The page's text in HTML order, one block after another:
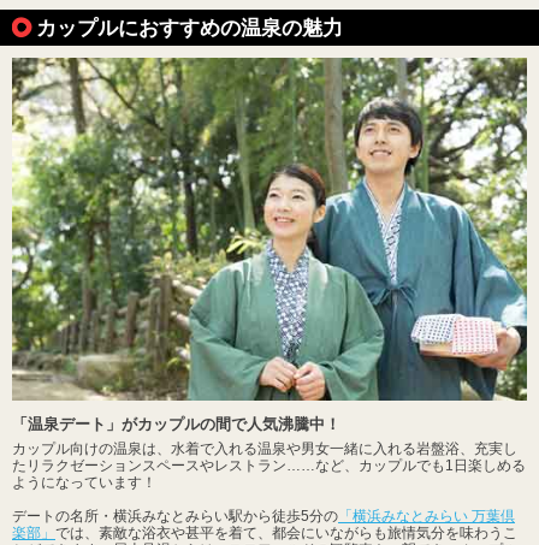
カップルにおすすめの温泉の魅力
「温泉デート」がカップルの間で人気沸騰中！
カップル向けの温泉は、水着で入れる温泉や男女一緒に入れる岩盤浴、充実し
たリラクゼーションスペースやレストラン……など、カップルでも1日楽しめる
ようになっています！
デートの名所・横浜みなとみらい駅から徒歩5分の 「横浜みなとみらい 万葉倶
楽部」 では、素敵な浴衣や甚平を着て、都会にいながらも旅情気分を味わうこ